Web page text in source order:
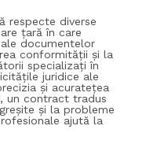
respecte diverse
țară în care
documentelor
conformității și la
specializați în
juridice ale
și acuratețea
un contract tradus
și la probleme
ajută la